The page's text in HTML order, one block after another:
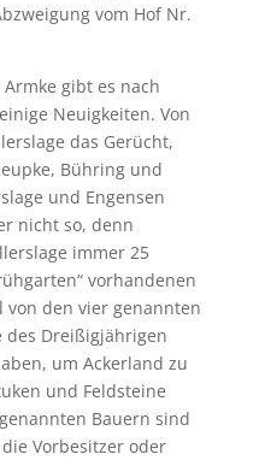
vom Hof Nr.
gibt es nach
Neuigkeiten. Von
das Gerücht,
Bühring und
und Engensen
nicht so, denn
immer 25
vorhandenen
von den vier genannten
des Dreißigjährigen
um Ackerland zu
und Feldsteine
Bauern sind
Vorbesitzer oder